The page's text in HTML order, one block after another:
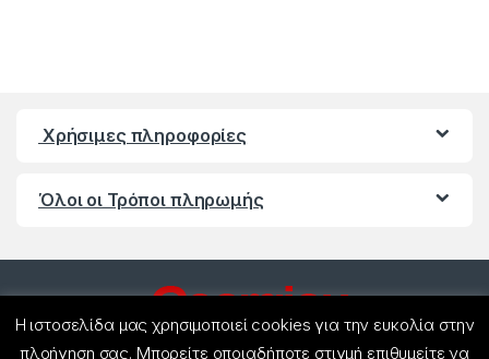
Χρήσιμες πληροφορίες
Όλοι οι Τρόποι πληρωμής
Η ιστοσελίδα μας χρησιμοποιεί cookies για την ευκολία στην
πλοήγηση σας. Μπορείτε οποιαδήποτε στιγμή επιθυμείτε να